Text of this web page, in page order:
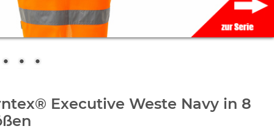
Executive Weste Navy in 8